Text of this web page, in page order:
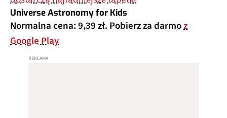
Universe Astronomy for Kids
Normalna cena: 9,39 zł. Pobierz za darmoz
Google Play